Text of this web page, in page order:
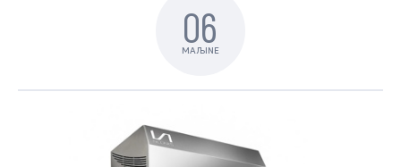
06
MAЉINE